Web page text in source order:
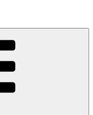
Container